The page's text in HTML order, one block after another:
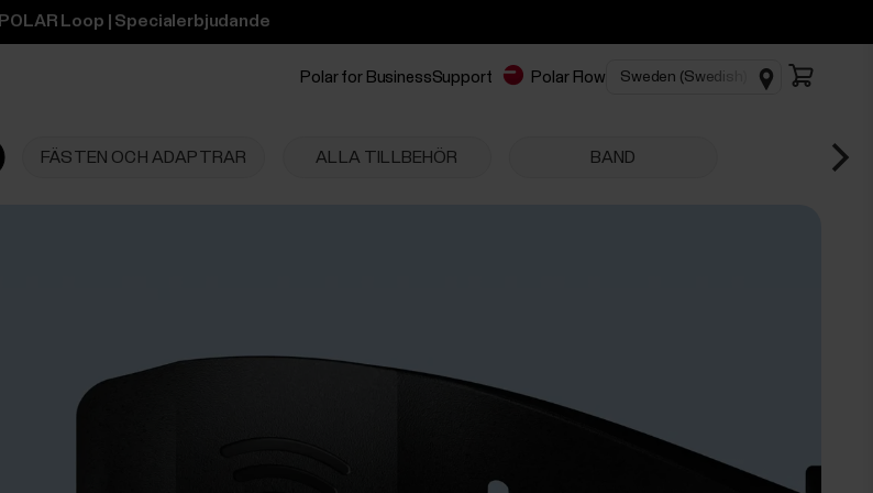
POLAR Loop | Specialerbjudande
Polar for BusinessSupport Polar Flow
FÄSTEN OCH ADAPTRAR ALLA TILLBEHÖR BAND